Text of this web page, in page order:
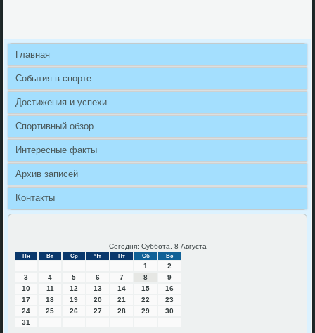
Главная
События в спорте
Достижения и успехи
Спортивный обзор
Интересные факты
Архив записей
Контакты
Сегодня: Суббота, 8 Августа
Пн Вт Ср Чт Пт Сб Вс
1
2
3
4 5 6 7 8
9
10
11 12 13 14 15
16
17
18 19 20 21 22
23
24
25 26 27 28 29
30
31